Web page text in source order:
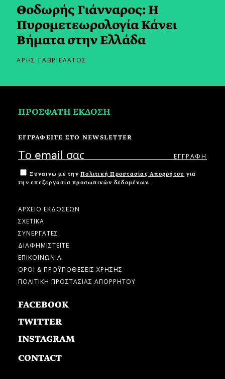
Θοδωρής Γιάνναρος: Η
Πυρομετεωρολογία Κάνει
Βήματα στην Ελλάδα
ΑΡΗΣ ΓΑΒΡΙΕΛΑΤΟΣ
ΠΡΟΣΦΑΤΗ ΕΚΔΟΣΗ
ΕΓΓΡΑΦΕΙΤΕ ΣΤΟ NEWSLETTER
Συναινώ με την Πολιτική Προστασίας Απορρήτου για
την επεξεργασία προσωπικών δεδομένων.
ΑΡΧΕΙΟ ΕΚΔΟΣΕΩΝ
ΣΧΕΤΙΚΑ
ΣΥΝΕΡΓΑΤΕΣ
ΔΙΑΦΗΜΙΣΤΕΙΤΕ
ΕΠΙΚΟΙΝΩΝΙΑ
ΟΡΟΙ & ΠΡΟΫΠΟΘΕΣΕΙΣ ΧΡΗΣΗΣ
ΠΟΛΙΤΙΚΗ ΠΡΟΣΤΑΣΙΑΣ ΑΠΟΡΡΗΤΟΥ
FACEBOOK
TWITTER
INSTAGRAM
CONTACT